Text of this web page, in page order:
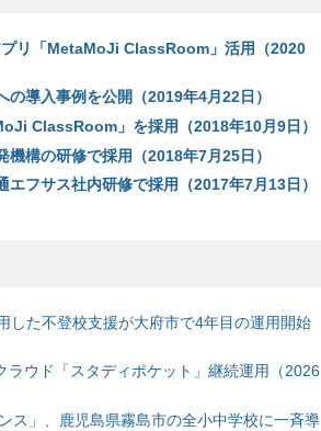
リ「MetaMoJi ClassRoom」活用（2020
導入事例を公開（2019年4月22日）
ClassRoom」を採用（2018年10月9日）
構の研修で採用（2018年7月25日）
フサス社内研修で採用（2017年7月13日）
した不登校支援が大府市で4年目の運用開始
ウド「スタディポケット」継続運用（2026
ス」、鹿児島県霧島市の全小中学校に一斉導